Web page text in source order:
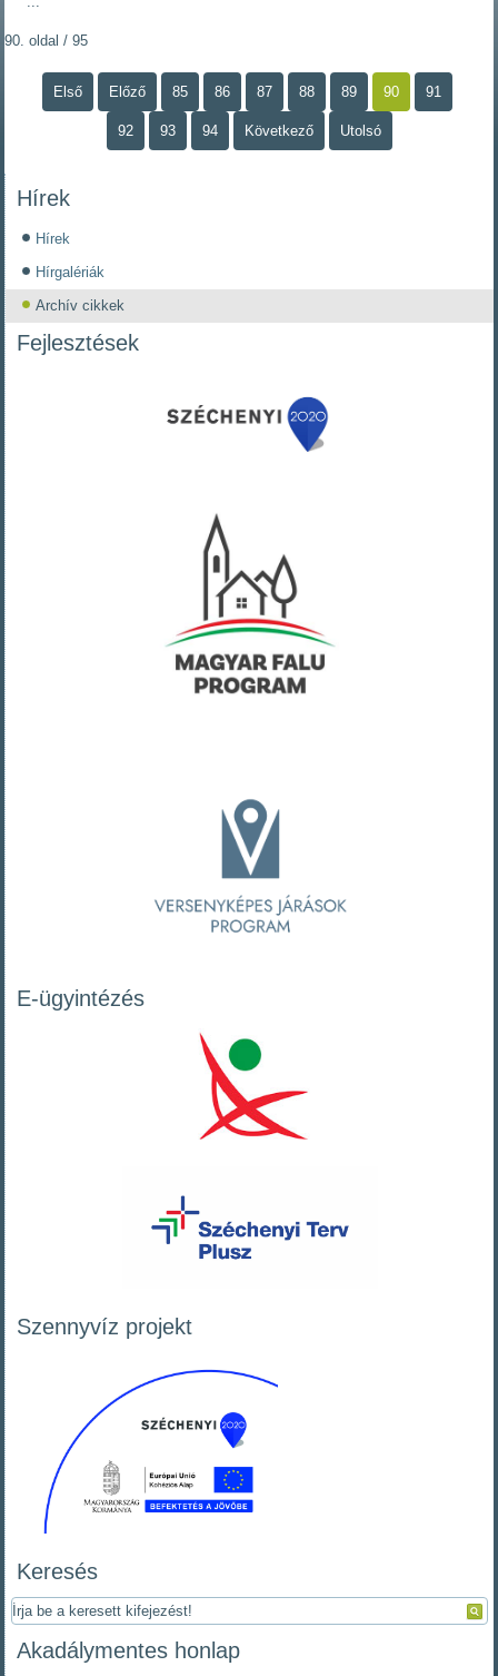
90. oldal / 95
Első Előző 85 86 87 88 89 90 91
92 93 94 Következő Utolsó
Hírek
Hírek
Hírgalériák
Archív cikkek
Fejlesztések
E-ügyintézés
Szennyvíz projekt
Keresés
Akadálymentes honlap